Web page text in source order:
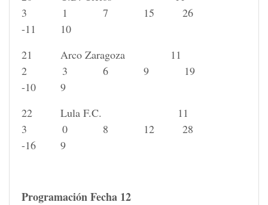
3 1 7 15 26
-11 10
21 Arco Zaragoza 11
2 3 6 9 19
-10 9
22 Lula F.C. 11
3 0 8 12 28
-16 9
Programación Fecha 12